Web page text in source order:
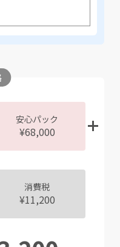
安心パック
¥68,000
消費税
¥11,200